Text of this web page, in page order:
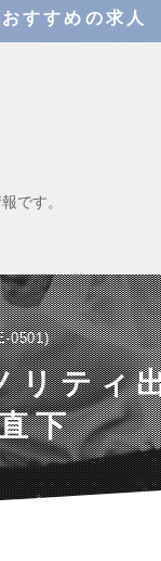
すすめの求人
です。
0501
リティ
下